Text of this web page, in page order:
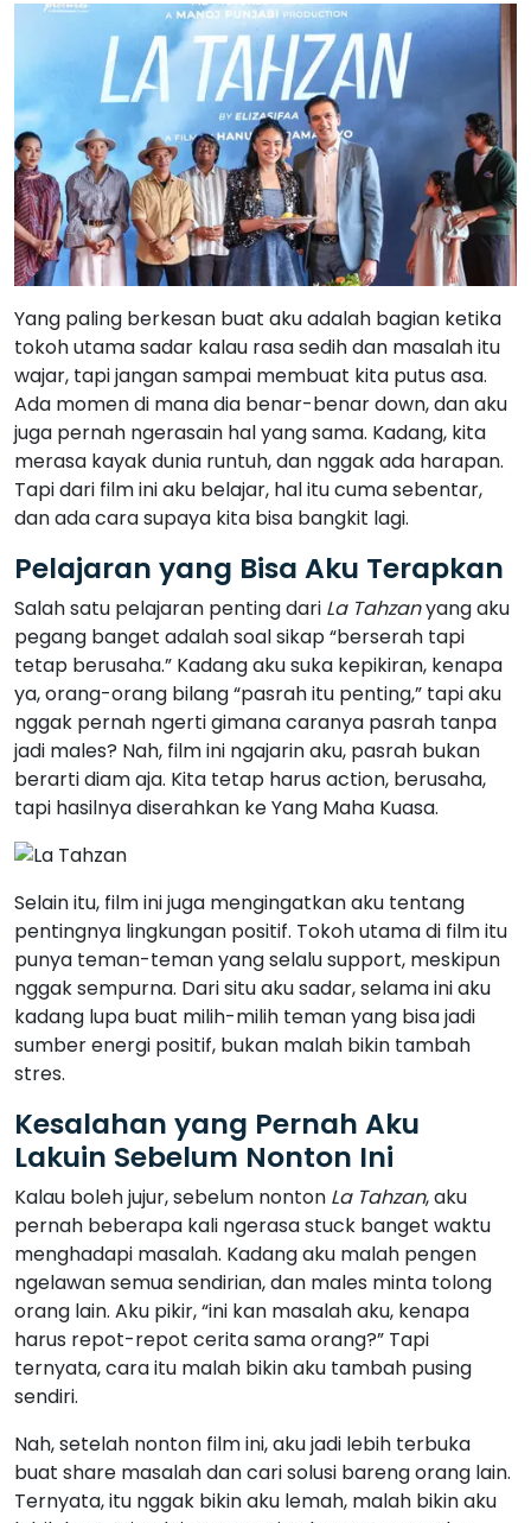
Yang paling berkesan buat aku adalah bagian ketika
tokoh utama sadar kalau rasa sedih dan masalah itu
wajar, tapi jangan sampai membuat kita putus asa.
Ada momen di mana dia benar-benar down, dan aku
juga pernah ngerasain hal yang sama. Kadang, kita
merasa kayak dunia runtuh, dan nggak ada harapan.
Tapi dari film ini aku belajar, hal itu cuma sebentar,
dan ada cara supaya kita bisa bangkit lagi.
Pelajaran yang Bisa Aku Terapkan
Salah satu pelajaran penting dari La Tahzanyang aku
pegang banget adalah soal sikap “berserah tapi
tetap berusaha.” Kadang aku suka kepikiran, kenapa
ya, orang-orang bilang “pasrah itu penting,” tapi aku
nggak pernah ngerti gimana caranya pasrah tanpa
jadi males? Nah, film ini ngajarin aku, pasrah bukan
berarti diam aja. Kita tetap harus action, berusaha,
tapi hasilnya diserahkan ke Yang Maha Kuasa.
Selain itu, film ini juga mengingatkan aku tentang
pentingnya lingkungan positif. Tokoh utama di film itu
punya teman-teman yang selalu support, meskipun
nggak sempurna. Dari situ aku sadar, selama ini aku
kadang lupa buat milih-milih teman yang bisa jadi
sumber energi positif, bukan malah bikin tambah
stres.
Kesalahan yang Pernah Aku
Lakuin Sebelum Nonton Ini
Kalau boleh jujur, sebelum nonton La Tahzan, aku
pernah beberapa kali ngerasa stuck banget waktu
menghadapi masalah. Kadang aku malah pengen
ngelawan semua sendirian, dan males minta tolong
orang lain. Aku pikir, “ini kan masalah aku, kenapa
harus repot-repot cerita sama orang?” Tapi
ternyata, cara itu malah bikin aku tambah pusing
sendiri.
Nah, setelah nonton film ini, aku jadi lebih terbuka
buat share masalah dan cari solusi bareng orang lain.
Ternyata, itu nggak bikin aku lemah, malah bikin aku